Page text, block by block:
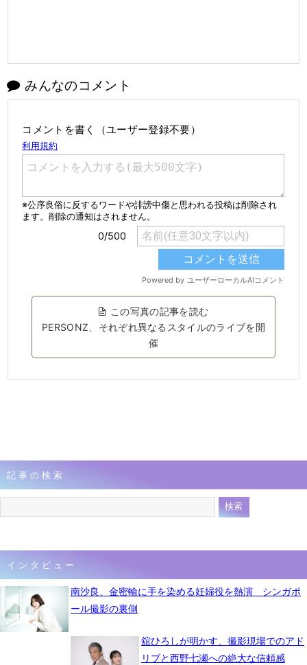
みんなのコメント
コメントを書く（ユーザー登録不要）
この写真の記事を読む
PERSONZ、それぞれ異なるスタイルのライブを開
催
記事の検索
インタビュー
南沙良、金密輸に手を染める妊婦役を熱演 シンガポ
ール撮影の裏側
舘ひろしが明かす、撮影現場でのアド
リブと西野七瀬への絶大な信頼感